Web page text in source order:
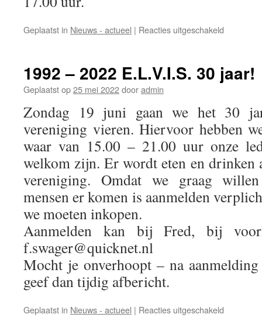
Geplaatst in Nieuws - actueel | Reacties uitgeschakeld
en
februari.
1992 – 2022 E.L.V.I.S. 30 jaar!
Geplaatst op25 mei 2022dooradmin
Zondag 19 juni gaan we het 30
vereniging vieren. Hiervoor hebben
waar van 15.00 – 21.00 uur onze
welkom zijn. Er wordt eten en drinken
vereniging. Omdat we graag
mensen er komen is aanmelden
we moeten inkopen.
Aanmelden kan bij Fred, bij
f.swager@quicknet.nl
Mocht je onverhoopt – na
geef dan tijdig afbericht.
Geplaatst in Nieuws - actueel | Reacties uitgeschakeld